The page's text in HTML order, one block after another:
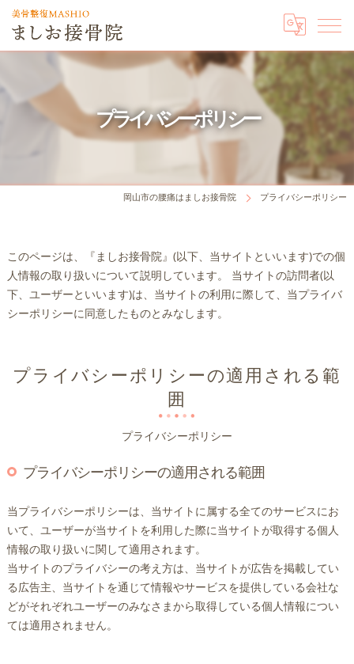
プライバシーポリシー
岡山市の腰痛はましお接骨院 プライバシーポリシー
このページは、『ましお接骨院』(以下、当サイトといいます)での個
人情報の取り扱いについて説明しています。 当サイトの訪問者(以
下、ユーザーといいます)は、当サイトの利用に際して、当プライバ
シーポリシーに同意したものとみなします。
プライバシーポリシー
プライバシーポリシーの適用される範
囲
プライバシーポリシーの適用される範囲
当プライバシーポリシーは、当サイトに属する全てのサービスにお
いて、ユーザーが当サイトを利用した際に当サイトが取得する個人
情報の取り扱いに関して適用されます。
当サイトのプライバシーの考え方は、当サイトが広告を掲載してい
る広告主、当サイトを通じて情報やサービスを提供している会社な
どがそれぞれユーザーのみなさまから取得している個人情報につい
ては適用されません。